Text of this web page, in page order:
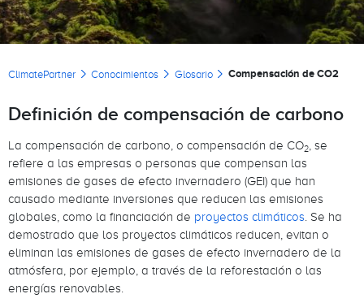
Sobrescribir enlaces de ayuda a la
ClimatePartner Conocimientos Glosario Compensación de CO2
Definición de compensación de carbono
La compensación de carbono, o compensación de CO2, se
refiere a las empresas o personas que compensan las
emisiones de gases de efecto invernadero (GEI) que han
causado mediante inversiones que reducen las emisiones
globales, como la financiación de proyectos climáticos. Se ha
demostrado que los proyectos climáticos reducen, evitan o
eliminan las emisiones de gases de efecto invernadero de la
atmósfera, por ejemplo, a través de la reforestación o las
energías renovables.